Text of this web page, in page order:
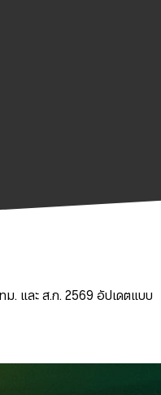
. และ ส.ก. 2569 อัปเดตแบบ